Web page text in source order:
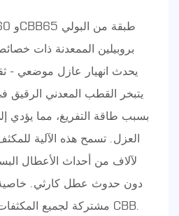
بروبيلين الممعدنة ذات
يحدث انهيار عازل موضعي -
يتبخر القطب المعدني الرقيق
بسبب طاقة التفريغ، مما يؤدي
العزل. تسمح هذه الآلية
لآلاف من أحداث الأعطال
دون حدوث عطل كارثي. خاصية
مشتركة لجميع المكثفات السينمائية من سلسلة CBB.